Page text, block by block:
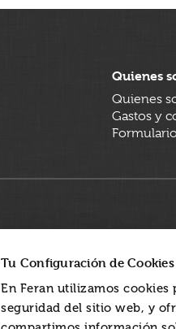
Tu Configuración de Cookies
En Feran utilizamos
seguridad del sitio web, y
Quienes
Quienes
Gastos y